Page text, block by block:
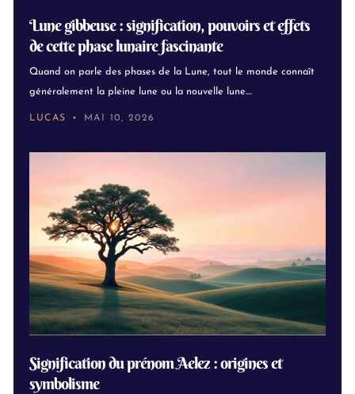
Lune gibbeuse : signification, pouvoirs et effets
de cette phase lunaire fascinante
Quand on parle des phases de la Lune, tout le monde connaît
généralement la pleine lune ou la nouvelle lune....
LUCAS MAI 10, 2026
Signification du prénom Aelez : origines et
symbolisme